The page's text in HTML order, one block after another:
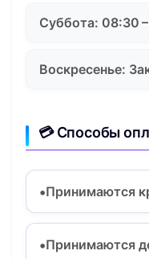
Суббота: 08:30
Воскресенье:
💳 Способы
Принимаются
Принимаются